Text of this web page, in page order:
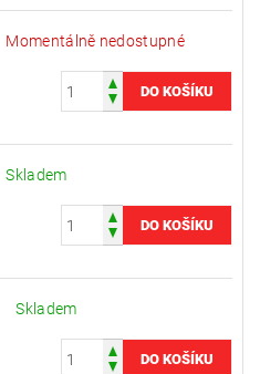
Momentálně nedostupné
Skladem
Skladem